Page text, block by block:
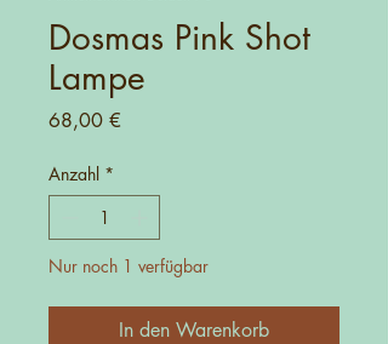
Dosmas Pink Shot
Lampe
68,00 €
Anzahl *
Nur noch 1 verfügbar
In den Warenkorb